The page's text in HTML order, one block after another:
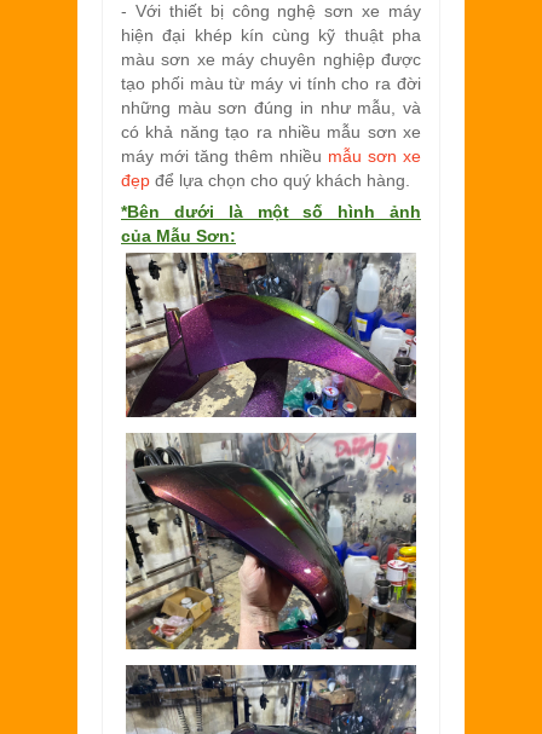
- Với thiết bị công nghệ sơn xe máy
hiện đại khép kín cùng kỹ thuật pha
màu sơn xe máy chuyên nghiệp được
tạo phối màu từ máy vi tính cho ra đời
những màu sơn đúng in như mẫu, và
có khả năng tạo ra nhiều mẫu sơn xe
máy mới tăng thêm nhiều mẫu sơn xe
đẹp để lựa chọn cho quý khách hàng.
*Bên dưới là một số hình ảnh
của Mẫu Sơn: